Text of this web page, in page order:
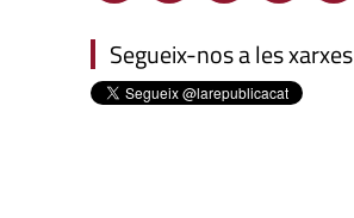
Segueix-nos a les xarxes